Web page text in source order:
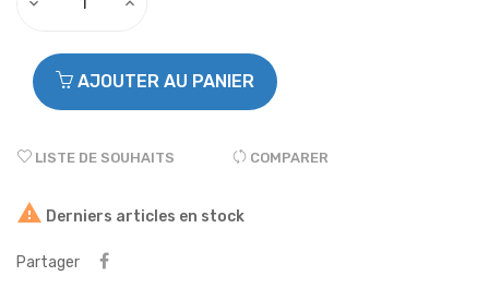
AJOUTER AU PANIER
LISTE DE SOUHAITS COMPARER
 Derniers articles en stock
Partager